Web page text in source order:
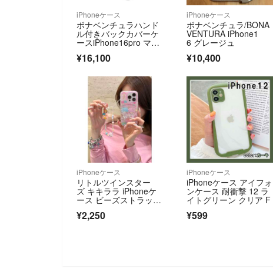
iPhoneケース
ボナベンチュラハンド
ル付きバックカバーケ
ースiPhone16pro マー
¥16,100
iPhoneケース
ボナベンチュラ/BONA
VENTURA iPhone1
6 グレージュ
¥10,400
iPhoneケース
リトルツインスター
ズ キキララ iPhoneケ
ース ビーズストラップ
¥2,250
iPhoneケース
iPhoneケース アイフォ
ンケース 耐衝撃 12 ラ
イトグリーン クリア F
¥599